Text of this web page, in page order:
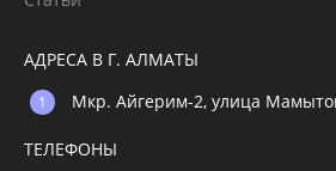
АДРЕСА В Г. АЛМАТЫ
Мкр. Айгерим-2, улица
ТЕЛЕФОНЫ